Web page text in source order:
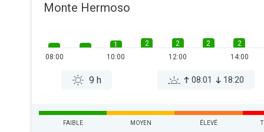
Monte Hermoso
08:00
1
10:00
2
2
12:00
2
2
14:00
9 h 08:01 18:20
FAIBLE MOYEN ÉLEVÉ